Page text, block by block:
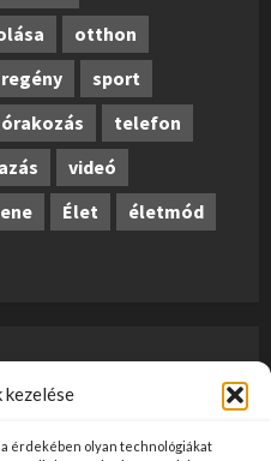
érdekében olyan technológiákat
otthon
regény
sport
telefon
videó
Élet
életmód